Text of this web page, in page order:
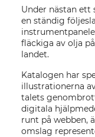
Under nästan ett
en ständig
fläckiga av olja
landet.
Katalogen har
illustrationerna
talets
digitala
runt på webben,
omslag